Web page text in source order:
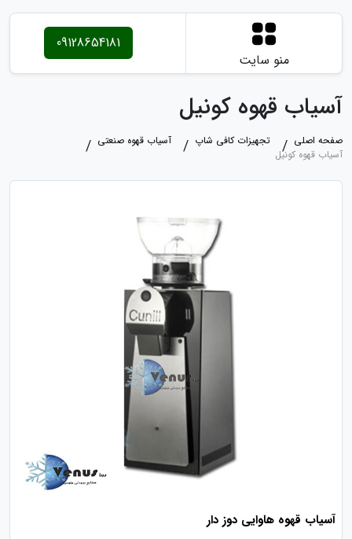
منو سایت
09128654181
آسیاب قهوه کونیل
صفحه اصلی تجهیزات کافی شاپ
آسیاب قهوه صنعتی
آسیاب قهوه کونیل
آسیاب قهوه هاوایی دوز دار